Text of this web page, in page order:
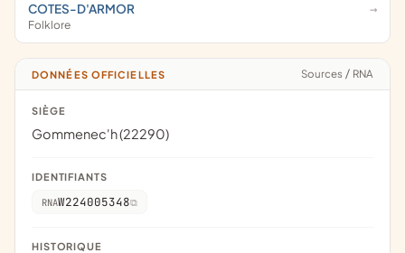
COTES-D'ARMOR
Folklore
DONNÉES OFFICIELLES Sources / RNA
SIÈGE
Gommenec'h (22290)
IDENTIFIANTS
RNAW224005348
HISTORIQUE